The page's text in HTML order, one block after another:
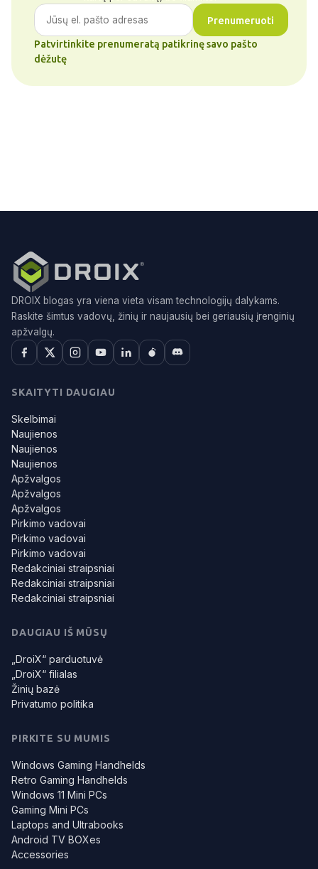
Prenumeruoti
Patvirtinkite prenumeratą patikrinę savo pašto
dėžutę
DROIX blogas yra viena vieta visam technologijų dalykams.
Raskite šimtus vadovų, žinių ir naujausių bei geriausių įrenginių
apžvalgų.
SKAITYTI DAUGIAU
Skelbimai
Naujienos
Naujienos
Naujienos
Apžvalgos
Apžvalgos
Apžvalgos
Pirkimo vadovai
Pirkimo vadovai
Pirkimo vadovai
Redakciniai straipsniai
Redakciniai straipsniai
Redakciniai straipsniai
DAUGIAU IŠ MŪSŲ
„DroiX“ parduotuvė
„DroiX“ filialas
Žinių bazė
Privatumo politika
PIRKITE SU MUMIS
Windows Gaming Handhelds
Retro Gaming Handhelds
Windows 11 Mini PCs
Gaming Mini PCs
Laptops and Ultrabooks
Android TV BOXes
Accessories